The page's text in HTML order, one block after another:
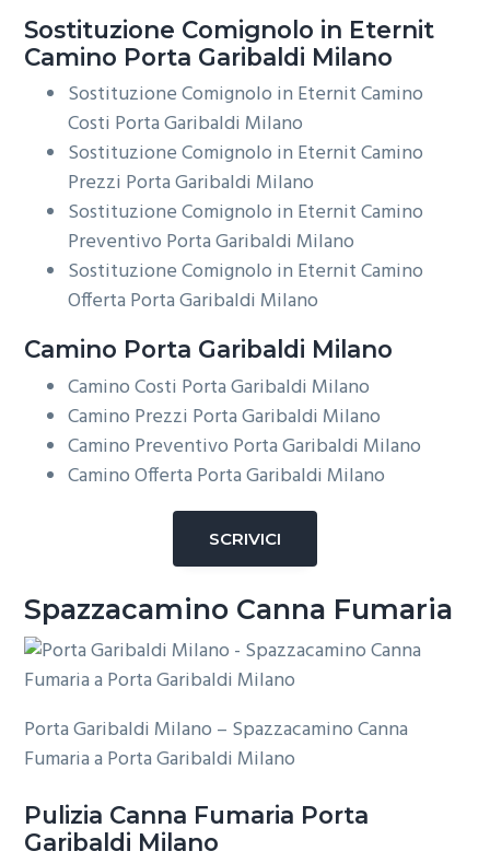
Sostituzione Comignolo in Eternit
Camino Porta Garibaldi Milano
Sostituzione Comignolo in Eternit Camino
Costi Porta Garibaldi Milano
Sostituzione Comignolo in Eternit Camino
Prezzi Porta Garibaldi Milano
Sostituzione Comignolo in Eternit Camino
Preventivo Porta Garibaldi Milano
Sostituzione Comignolo in Eternit Camino
Offerta Porta Garibaldi Milano
Camino Porta Garibaldi Milano
Camino Costi Porta Garibaldi Milano
Camino Prezzi Porta Garibaldi Milano
Camino Preventivo Porta Garibaldi Milano
Camino Offerta Porta Garibaldi Milano
SCRIVICI
Spazzacamino Canna Fumaria
Porta Garibaldi Milano – Spazzacamino Canna
Fumaria a Porta Garibaldi Milano
Pulizia Canna Fumaria Porta
Garibaldi Milano